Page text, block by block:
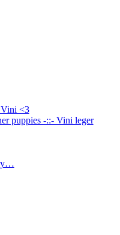
<3
puppies -::- Vini leger